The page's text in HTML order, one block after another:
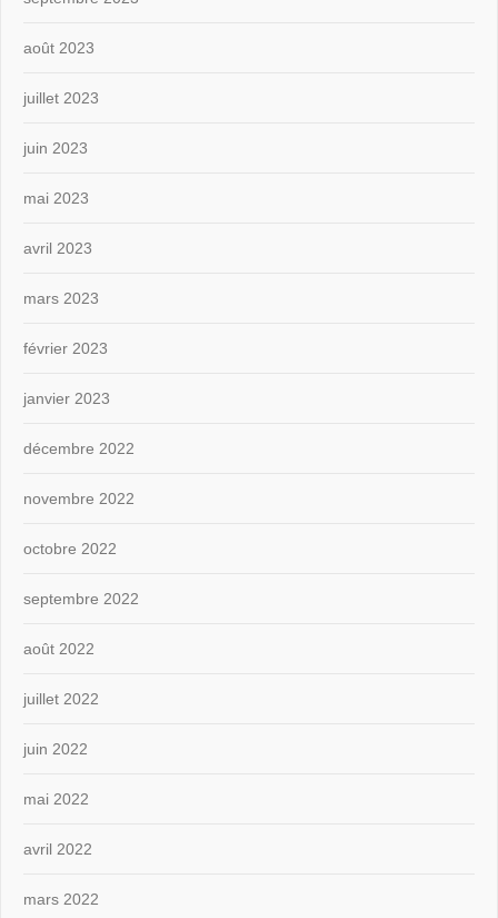
août 2023
juillet 2023
juin 2023
mai 2023
avril 2023
mars 2023
février 2023
janvier 2023
décembre 2022
novembre 2022
octobre 2022
septembre 2022
août 2022
juillet 2022
juin 2022
mai 2022
avril 2022
mars 2022